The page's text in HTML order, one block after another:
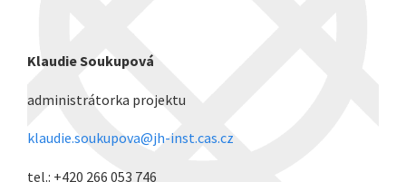
Klaudie Soukupová
administrátorka projektu
klaudie.soukupova@jh-inst.cas.cz
tel.: +420 266 053 746